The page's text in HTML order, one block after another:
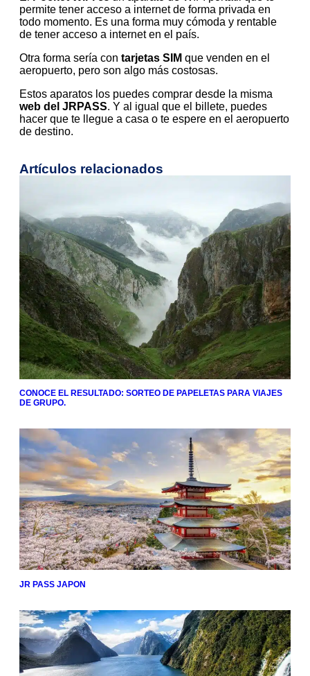
permite tener acceso a internet de forma privada en
todo momento. Es una forma muy cómoda y rentable
de tener acceso a internet en el país.
Otra forma sería con tarjetas SIM que venden en el
aeropuerto, pero son algo más costosas.
Estos aparatos los puedes comprar desde la misma
web del JRPASS. Y al igual que el billete, puedes
hacer que te llegue a casa o te espere en el aeropuerto
de destino.
Artículos relacionados
CONOCE EL RESULTADO: SORTEO DE PAPELETAS PARA VIAJES
DE GRUPO.
JR PASS JAPON